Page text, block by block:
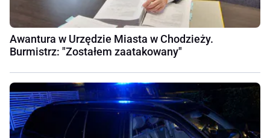
Awantura w Urzędzie Miasta w Chodzieży.
Burmistrz: "Zostałem zaatakowany"